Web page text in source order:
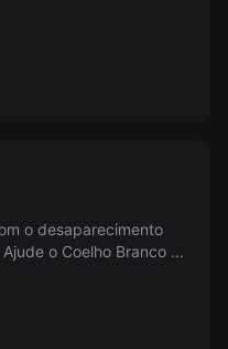
o desaparecimento
o Coelho Branco a